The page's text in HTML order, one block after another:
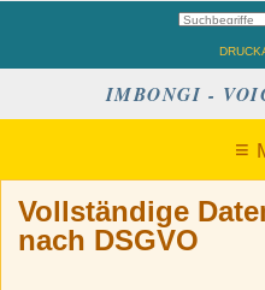
IMBONGI -
Vollständige
nach DSGVO